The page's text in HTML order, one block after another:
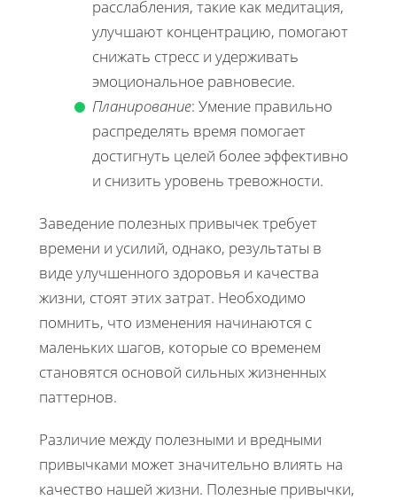
расслабления, такие как медитация,
улучшают концентрацию, помогают
снижать стресс и удерживать
эмоциональное равновесие.
Планирование: Умение правильно
распределять время помогает
достигнуть целей более эффективно
и снизить уровень тревожности.
Заведение полезных привычек требует
времени и усилий, однако, результаты в
виде улучшенного здоровья и качества
жизни, стоят этих затрат. Необходимо
помнить, что изменения начинаются с
маленьких шагов, которые со временем
становятся основой сильных жизненных
паттернов.
Различие между полезными и вредными
привычками может значительно влиять на
качество нашей жизни. Полезные привычки,